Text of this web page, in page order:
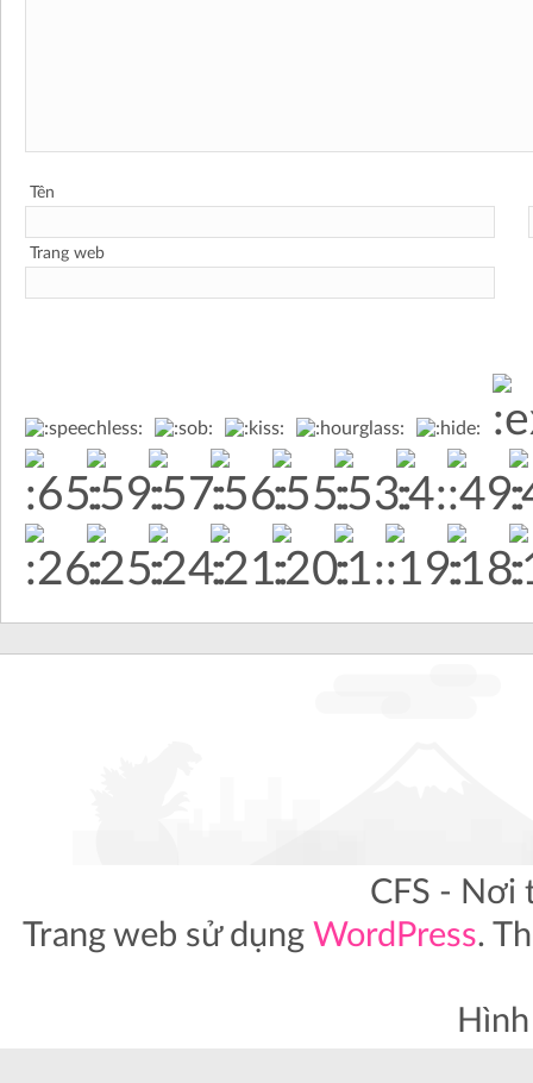
Tên
Trang web
CFS - Nơi
Trang web sử dụngWordPress.